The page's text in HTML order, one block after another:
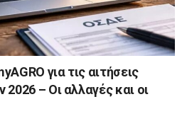
για τις αιτήσεις
– Οι αλλαγές και οι